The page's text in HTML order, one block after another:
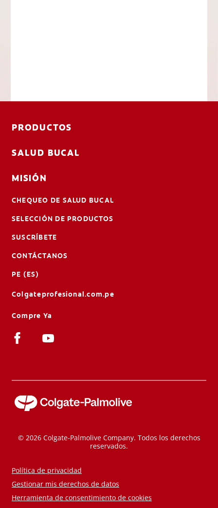
PRODUCTOS
SALUD BUCAL
MISIÓN
CHEQUEO DE SALUD BUCAL
SELECCIÓN DE PRODUCTOS
SUSCRÍBETE
CONTÁCTANOS
PE (ES)
Colgateprofesional.com.pe
Compre Ya
© 2026 Colgate-Palmolive Company. Todos los derechos
reservados.
Política de privacidad
Gestionar mis derechos de datos
Herramienta de consentimiento de cookies